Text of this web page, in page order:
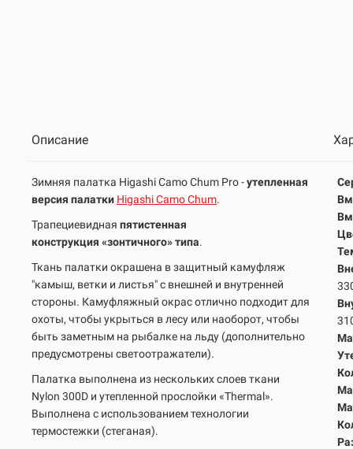
Описание
Зимняя палатка Higashi Camo Chum Pro -утепленная
версия палатки Higashi Camo Chum.
Трапециевидная пятистенная
конструкция «зонтичного» типа.
Ткань палатки окрашена в защитный камуфляж
"камыш, ветки и листья" с внешней и внутренней
стороны. Камуфляжный окрас отлично подходит для
охоты, чтобы укрыться в лесу или наоборот, чтобы
быть заметным на рыбалке на льду (дополнительно
предусмотрены светоотражатели).
Палатка выполнена из нескольких слоев ткани
Nylon 300D и утепленной прослойки «Thermal».
Выполнена с использованием технологии
термостежки (стеганая).